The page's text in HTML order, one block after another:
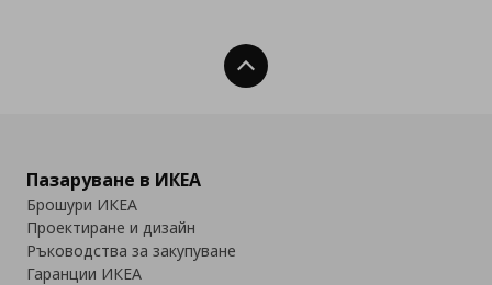
Нагоре
Пазаруване в ИКЕА
Брошури ИКЕА
Проектиране и дизайн
Ръководства за закупуване
Гаранции ИКЕА